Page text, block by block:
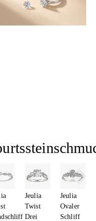
Jeulia
Twist
Drei
Jeulia
Ovaler
Schliff